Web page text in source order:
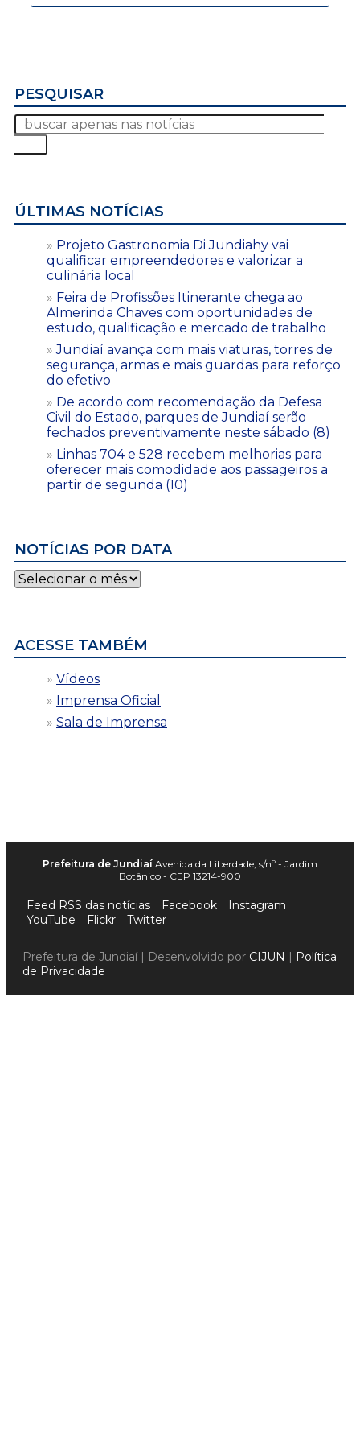
PESQUISAR
ÚLTIMAS NOTÍCIAS
Projeto Gastronomia Di Jundiahy vai
qualificar empreendedores e valorizar a
culinária local
Feira de Profissões Itinerante chega ao
Almerinda Chaves com oportunidades de
estudo, qualificação e mercado de trabalho
Jundiaí avança com mais viaturas, torres de
segurança, armas e mais guardas para reforço
do efetivo
De acordo com recomendação da Defesa
Civil do Estado, parques de Jundiaí serão
fechados preventivamente neste sábado (8)
Linhas 704 e 528 recebem melhorias para
oferecer mais comodidade aos passageiros a
partir de segunda (10)
NOTÍCIAS POR DATA
Notícias
por
ACESSE TAMBÉM
Vídeos
Imprensa Oficial
Sala de Imprensa
Prefeitura de Jundiaí Avenida da Liberdade, s/nº - Jardim
Botânico - CEP 13214-900
Feed RSS das notícias Facebook
Instagram
YouTube
Flickr Twitter
Prefeitura de Jundiaí | Desenvolvido por CIJUN
Política
de Privacidade